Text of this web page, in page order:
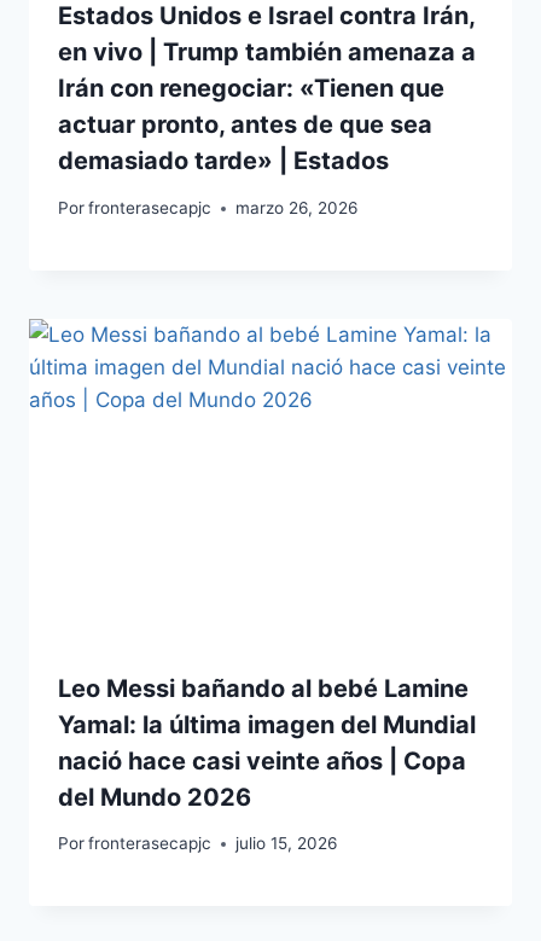
Estados Unidos e Israel contra Irán,
en vivo | Trump también amenaza a
Irán con renegociar: «Tienen que
actuar pronto, antes de que sea
demasiado tarde» | Estados
Porfronterasecapjc marzo 26, 2026
Leo Messi bañando al bebé Lamine
Yamal: la última imagen del Mundial
nació hace casi veinte años | Copa
del Mundo 2026
Porfronterasecapjc julio 15, 2026